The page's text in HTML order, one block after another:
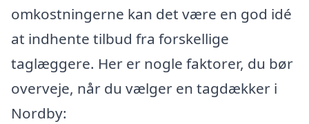
omkostningerne kan det være en god idé
at indhente tilbud fra forskellige
taglæggere. Her er nogle faktorer, du bør
overveje, når du vælger en tagdækker i
Nordby: